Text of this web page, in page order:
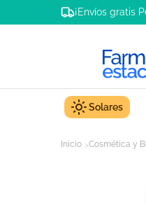
¡Envíos gratis
Solares
Inicio Cosmética y